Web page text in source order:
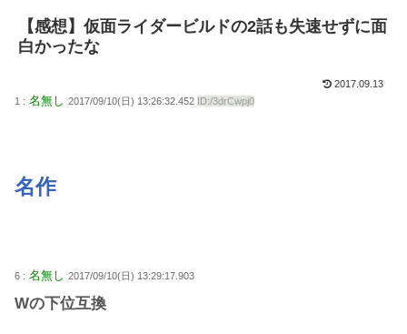
【感想】仮面ライダービルドの2話も失速せずに面
白かったな
2017.09.13
1 : 名無し 2017/09/10(日) 13:26:32.452 ID:/3drCwpj0
名作
6 : 名無し 2017/09/10(日) 13:29:17.903
Wの下位互換